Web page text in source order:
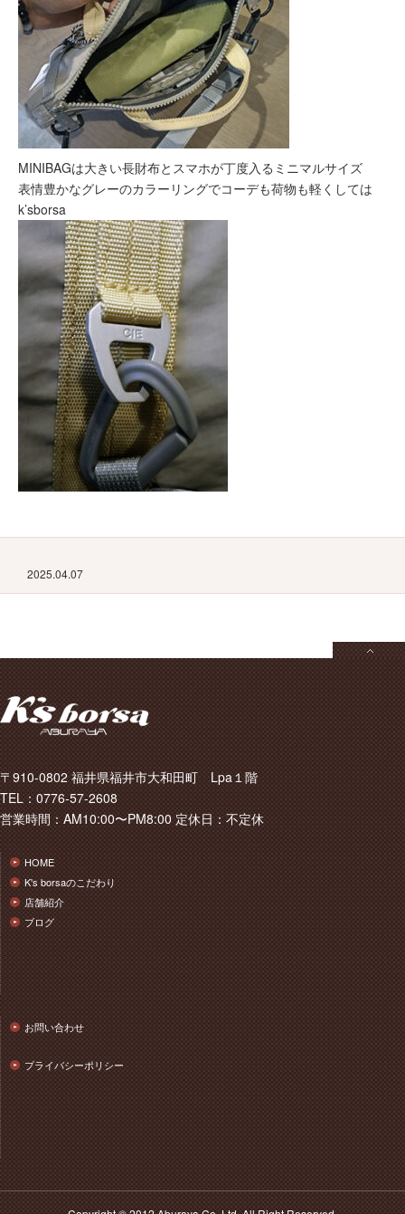
MINIBAGは大きい長財布とスマホが丁度入るミニマルサイズ
表情豊かなグレーのカラーリングでコーデも荷物も軽くしては
k’sborsa
2025.04.07
〒910-0802 福井県福井市大和田町 Lpa１階
TEL：0776-57-2608
営業時間：AM10:00〜PM8:00 定休日：不定休
HOME
K's borsaのこだわり
店舗紹介
ブログ
お問い合わせ
プライバシーポリシー